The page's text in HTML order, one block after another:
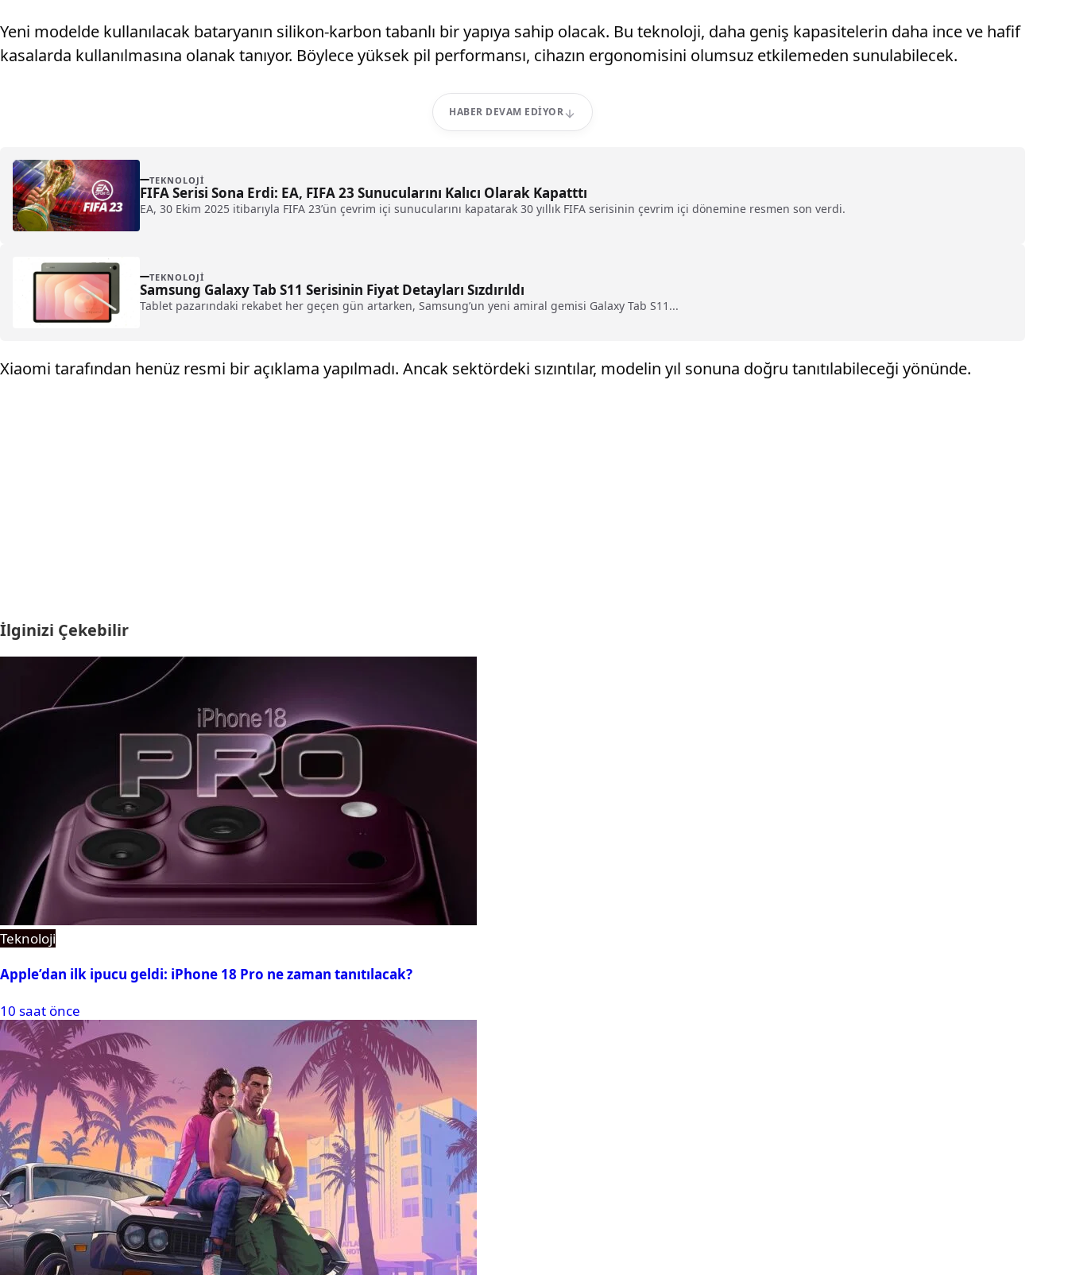
Yeni modelde kullanılacak bataryanın silikon-karbon tabanlı bir yapıya sahip olacak. Bu teknoloji, daha geniş kapasitelerin daha ince ve hafif
kasalarda kullanılmasına olanak tanıyor. Böylece yüksek pil performansı, cihazın ergonomisini olumsuz etkilemeden sunulabilecek.
HABER DEVAM EDIYOR
TEKNOLOJI
FIFA Serisi Sona Erdi: EA, FIFA 23 Sunucularını Kalıcı Olarak Kapatttı
EA, 30 Ekim 2025 itibarıyla FIFA 23’ün çevrim içi sunucularını kapatarak 30 yıllık FIFA serisinin çevrim içi dönemine resmen son verdi.
TEKNOLOJI
Samsung Galaxy Tab S11 Serisinin Fiyat Detayları Sızdırıldı
Tablet pazarındaki rekabet her geçen gün artarken, Samsung’un yeni amiral gemisi Galaxy Tab S11...
Xiaomi tarafından henüz resmi bir açıklama yapılmadı. Ancak sektördeki sızıntılar, modelin yıl sonuna doğru tanıtılabileceği yönünde.
İlginizi Çekebilir
Teknoloji
Apple’dan ilk ipucu geldi: iPhone 18 Pro ne zaman tanıtılacak?
10 saat önce